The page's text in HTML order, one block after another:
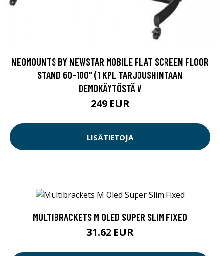
NEOMOUNTS BY NEWSTAR MOBILE FLAT SCREEN FLOOR
STAND 60-100" (1 KPL TARJOUSHINTAAN
DEMOKÄYTÖSTÄ V
249 EUR
LISÄTIETOJA
MULTIBRACKETS M OLED SUPER SLIM FIXED
31.62 EUR